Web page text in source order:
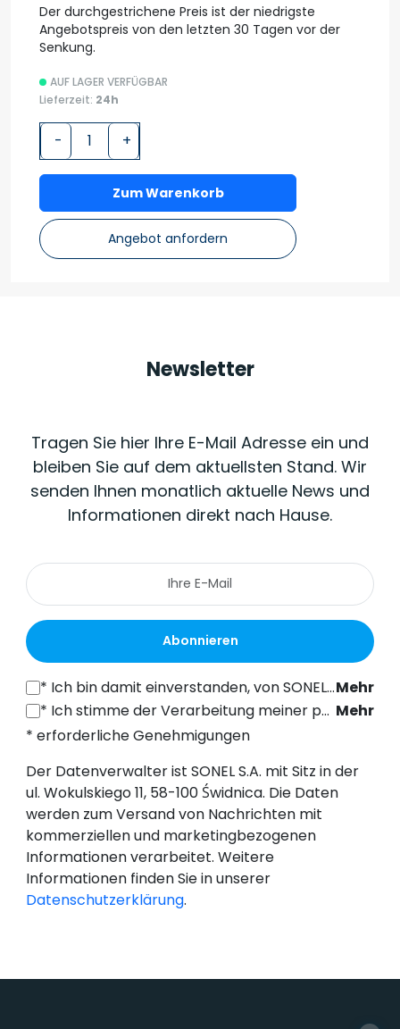
Der durchgestrichene Preis ist der niedrigste
Angebotspreis von den letzten 30 Tagen vor der
Senkung.
AUF LAGER VERFÜGBAR
Lieferzeit: 24h
- +
Zum Warenkorb
Angebot anfordern
Newsletter
Tragen Sie hier Ihre E-Mail Adresse ein und
bleiben Sie auf dem aktuellsten Stand. Wir
senden Ihnen monatlich aktuelle News und
Informationen direkt nach Hause.
Abonnieren
* Ich bin damit einverstanden, von SONEL S.A. mit Sitz in der ul. Wokulskiego 11, 58-100 Świdnica, kommerzielle Informationen auf elektronischem Wege (an die angegebene E-Mail-Adresse) zu Marketingzwecken gemäß Art. 398 des Gesetzes vom 12. Juli 2024 über das Recht der elektronischen Kommunikation zu erhalten. Mehr
* Ich stimme der Verarbeitung meiner personenbezogenen Daten (E-Mail-Adresse) durch SONEL S.A. mit Sitz in ul. Wokulskiego 11, 58-100 Świdnica, zum Zwecke des Versands eines Newsletters mit kommerziellen und marketingbezogenen Informationen gemäß Art. 6 Abs. 1 Buchstabe a) der Datenschutz-Grundverordnung (DSGVO).
Mehr
* erforderliche Genehmigungen
Der Datenverwalter ist SONEL S.A. mit Sitz in der
ul. Wokulskiego 11, 58-100 Świdnica. Die Daten
werden zum Versand von Nachrichten mit
kommerziellen und marketingbezogenen
Informationen verarbeitet. Weitere
Informationen finden Sie in unserer
Datenschutzerklärung.